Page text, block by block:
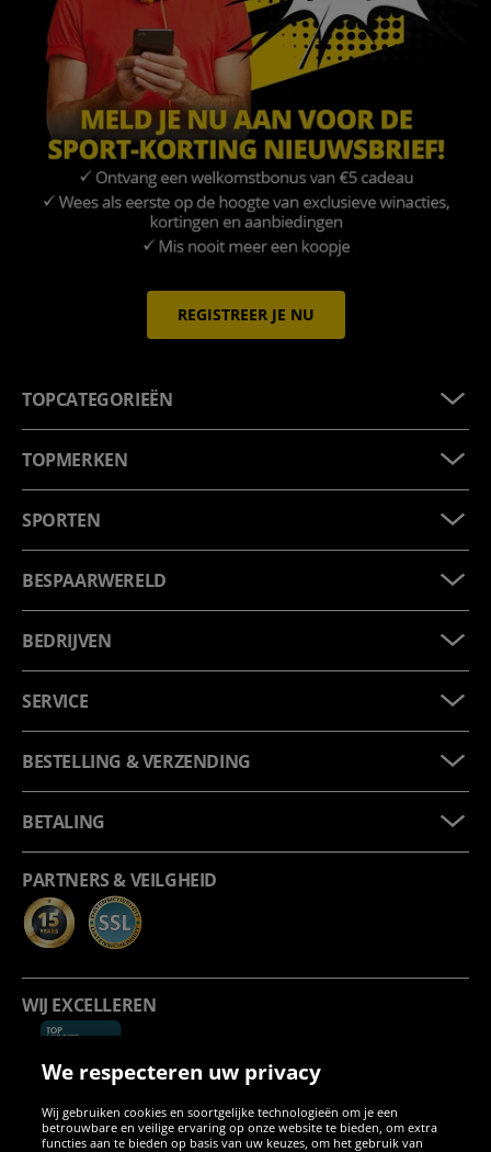
REGISTREER JE NU
TOPCATEGORIEËN
TOPMERKEN
SPORTEN
BESPAARWERELD
BEDRIJVEN
SERVICE
BESTELLING & VERZENDING
BETALING
PARTNERS & VEILGHEID
WIJ EXCELLEREN
We respecteren uw privacy
Wij gebruiken cookies en soortgelijke technologieën om je een
betrouwbare en veilige ervaring op onze website te bieden, om extra
functies aan te bieden op basis van uw keuzes, om het gebruik van